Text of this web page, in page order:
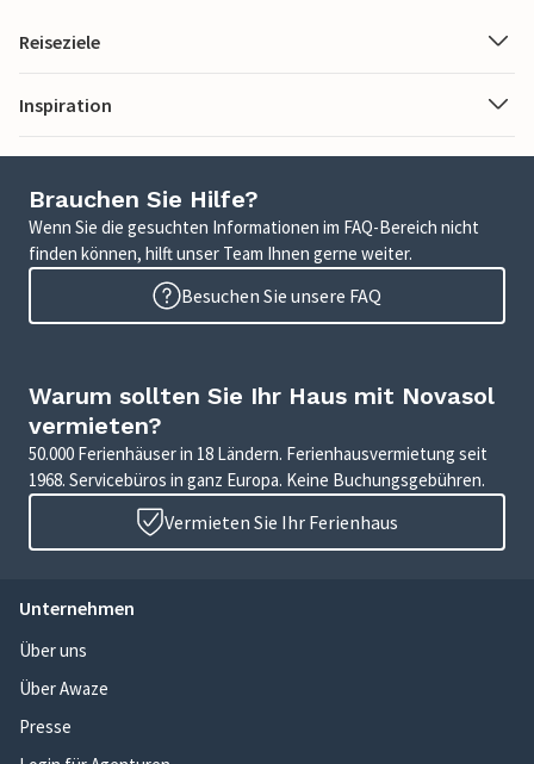
Reiseziele
Inspiration
Brauchen Sie Hilfe?
Wenn Sie die gesuchten Informationen im FAQ-Bereich nicht
finden können, hilft unser Team Ihnen gerne weiter.
Besuchen Sie unsere FAQ
Warum sollten Sie Ihr Haus mit Novasol
vermieten?
50.000 Ferienhäuser in 18 Ländern. Ferienhausvermietung seit
1968. Servicebüros in ganz Europa. Keine Buchungsgebühren.
Vermieten Sie Ihr Ferienhaus
Unternehmen
Über uns
Über Awaze
Presse